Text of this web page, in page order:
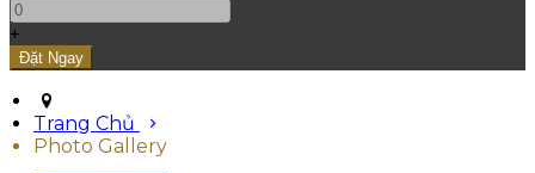
+
Trang Chủ
Photo Gallery